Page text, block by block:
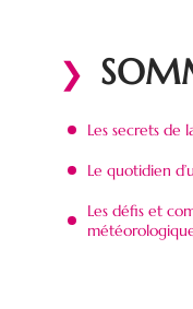
Les secrets de
Le quotidien
Les défis et